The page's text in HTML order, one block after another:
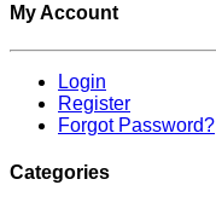
My Account
Login
Register
Forgot Password?
Categories